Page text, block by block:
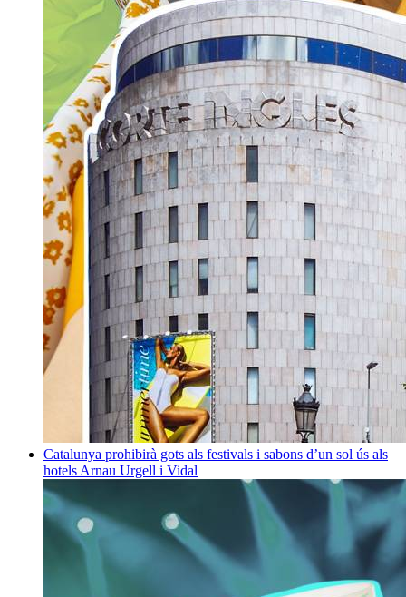
Catalunya prohibirà gots als festivals i sabons d’un sol ús als
hotels Arnau Urgell i Vidal